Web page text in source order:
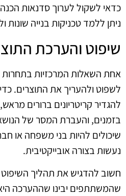
כדאי לשקול לערוך סדנאות
ניתן ללמד טכניקות בנייה שונות
שיפוט והערכת
אחת השאלות המרכזיות בתחרות
לשפוט ולהעריך את התוצרים.
להגדיר קריטריונים ברורים
בזמנים, והעברת המסר של
שיכולים להיות בני משפחה או
נעשות בצורה אובייקטיבית.
חשוב להדגיש את תהליך
שהמשתתפים יבינו שההערכה